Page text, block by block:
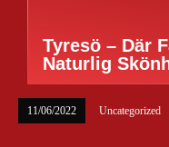
Tyresö – Där
Naturlig
11/06/2022 Uncategorized